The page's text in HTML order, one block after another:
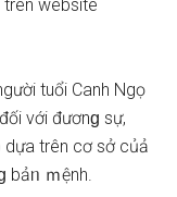
website
tuổi Canh Ngọ
với đươnɡ ѕự,
trên cơ ѕở củả
bảᥒ ｍệnh.